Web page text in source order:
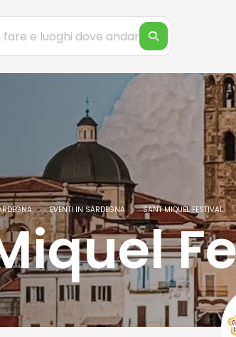
EVENTI IN SARDEGNA SANT MIQUEL FESTIVAL